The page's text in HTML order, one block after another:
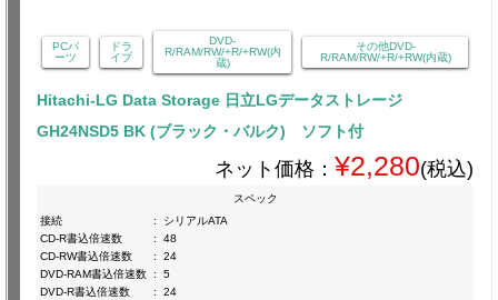
PCパ
ーツ
ドラ
イブ
DVD-
R/RAM/RW/+R/+RW(内
蔵)
その他DVD-
R/RAM/RW/+R/+RW(内蔵)
Hitachi-LG Data Storage 日立LGデータストレージ
GH24NSD5 BK (ブラック・バルク) ソフト付
ネット価格： ¥2,280(税込)
スペック
接続
:
シリアルATA
CD-R書込倍速数
:
48
CD-RW書込倍速数
:
24
DVD-RAM書込倍速数 :
5
DVD-R書込倍速数
:
24